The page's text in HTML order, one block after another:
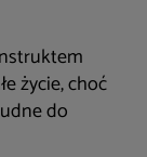
życie, choć
do